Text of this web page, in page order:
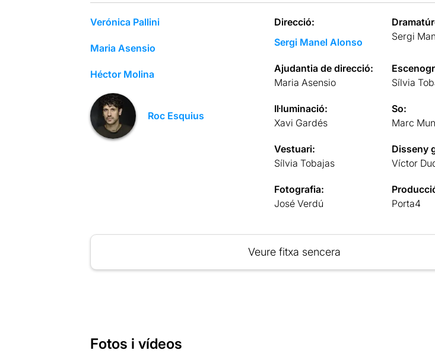
Verónica Pallini
Maria Asensio
Héctor Molina
Roc Esquius
Direcció:
Sergi Manel Alonso
Sergi
Ajudantia de direcció:
Maria Asensio
Sílvia
Il·luminació:
Xavi Gardés
So:
Marc
Vestuari:
Sílvia Tobajas
Disseny
Víctor
Fotografia:
José Verdú
Porta4
Veure fitxa sencera
Fotos i vídeos